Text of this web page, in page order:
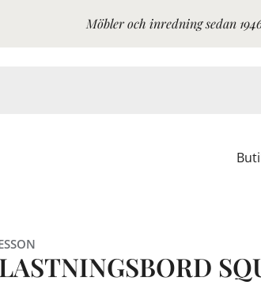
Möbler och inredning sedan